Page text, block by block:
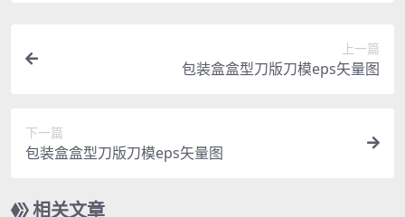
上一篇
包装盒盒型刀版刀模eps矢量图
下一篇
包装盒盒型刀版刀模eps矢量图
相关文章